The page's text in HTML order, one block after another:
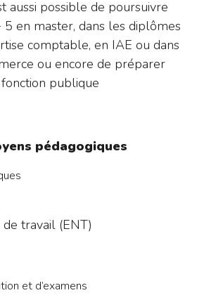
aussi possible de poursuivre
5 en master, dans les diplômes
comptable, en IAE ou dans
ou encore de préparer
publique
pédagogiques
travail (ENT)
et d’examens